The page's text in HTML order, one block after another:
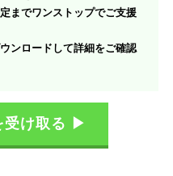
までワンストップでご支援
ンロードして詳細をご確認
受け取る ▶